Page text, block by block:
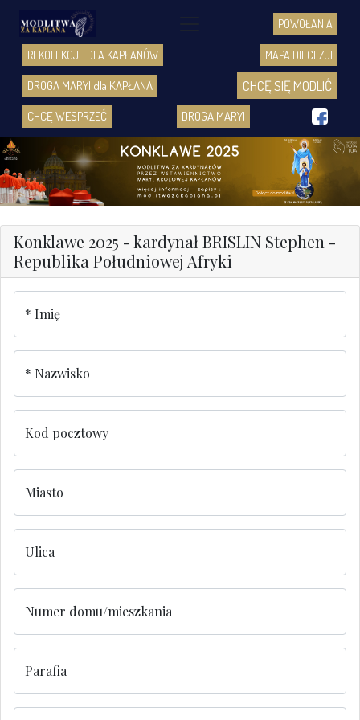
POWOŁANIA
REKOLEKCJE DLA KAPŁANÓW MAPA DIECEZJI
DROGA MARYI dla KAPŁANA CHCĘ SIĘ MODLIĆ
CHCĘ WESPRZEĆ DROGA MARYI f
Konklawe 2025 - kardynał BRISLIN Stephen -
Republika Południowej Afryki
Imię
Nazwisko
Kod pocztowy
Miasto
Ulica
Numer domu/mieszkania
Parafia